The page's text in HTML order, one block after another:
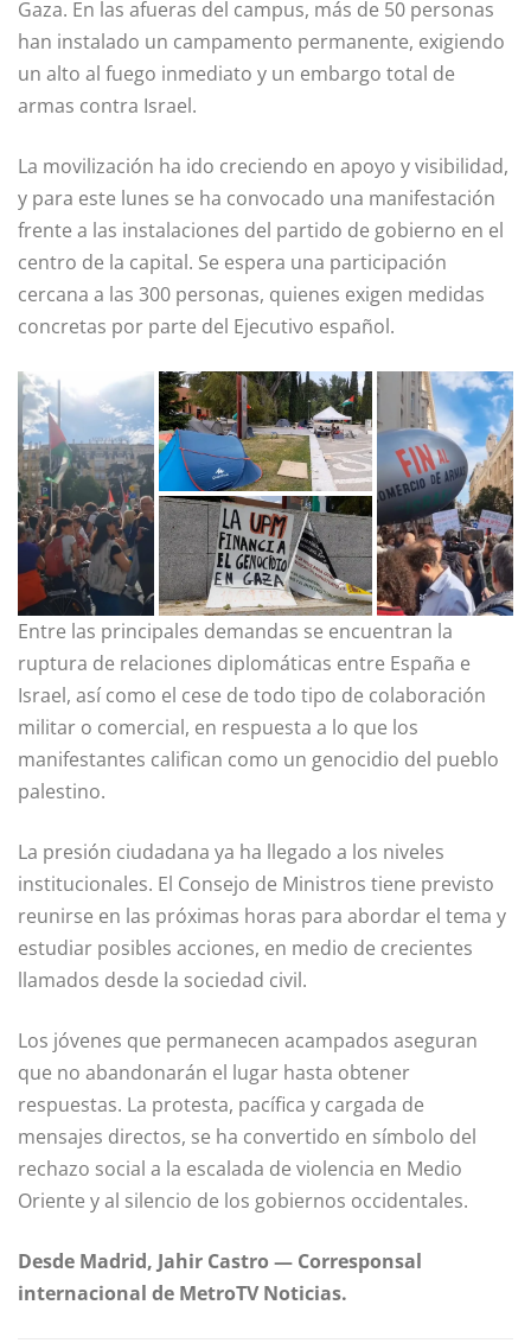
Gaza. En las afueras del campus, más de 50 personas
han instalado un campamento permanente, exigiendo
un alto al fuego inmediato y un embargo total de
armas contra Israel.
La movilización ha ido creciendo en apoyo y visibilidad,
y para este lunes se ha convocado una manifestación
frente a las instalaciones del partido de gobierno en el
centro de la capital. Se espera una participación
cercana a las 300 personas, quienes exigen medidas
concretas por parte del Ejecutivo español.
Entre las principales demandas se encuentran la
ruptura de relaciones diplomáticas entre España e
Israel, así como el cese de todo tipo de colaboración
militar o comercial, en respuesta a lo que los
manifestantes califican como un genocidio del pueblo
palestino.
La presión ciudadana ya ha llegado a los niveles
institucionales. El Consejo de Ministros tiene previsto
reunirse en las próximas horas para abordar el tema y
estudiar posibles acciones, en medio de crecientes
llamados desde la sociedad civil.
Los jóvenes que permanecen acampados aseguran
que no abandonarán el lugar hasta obtener
respuestas. La protesta, pacífica y cargada de
mensajes directos, se ha convertido en símbolo del
rechazo social a la escalada de violencia en Medio
Oriente y al silencio de los gobiernos occidentales.
Desde Madrid, Jahir Castro — Corresponsal
internacional de MetroTV Noticias.